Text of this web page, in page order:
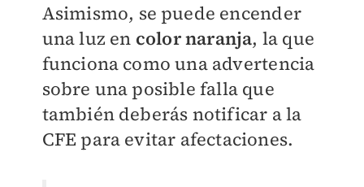
Asimismo, se puede encender
una luz en color naranja, la que
funciona como una advertencia
sobre una posible falla que
también deberás notificar a la
CFE para evitar afectaciones.